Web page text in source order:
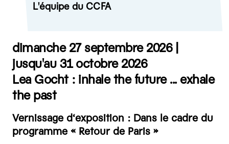
L'équipe du CCFA
dimanche 27 septembre 2026 |
jusqu'au 31 octobre 2026
Lea Gocht : inhale the future ... exhale
the past
Vernissage d‘exposition : Dans le cadre du
programme « Retour de Paris »